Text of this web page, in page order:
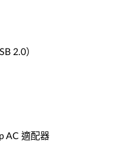
2.0）
AC 適配器